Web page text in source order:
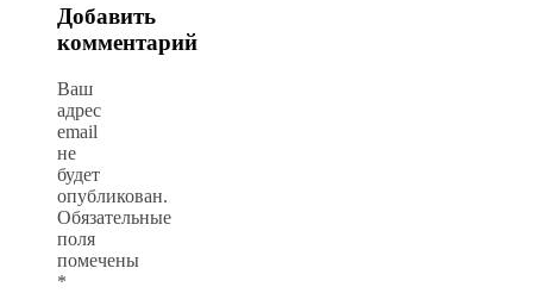
Добавить
комментарий
Ваш
адрес
email
не
будет
опубликован.
Обязательные
поля
помечены
*